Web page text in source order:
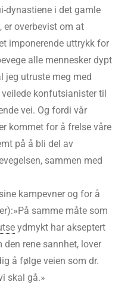
dynastiene i det gamle
er overbevist om at
imponerende uttrykk for
alle mennesker dypt
jeg utruste meg med
konfutsianister til
vei. Og fordi vår
kommet for å frelse våre
på å bli del av
sammen med
kampevner og for å
samme måte som
ydmykt har akseptert
rene sannhet, lover
å følge veien som dr.
skal gå.»